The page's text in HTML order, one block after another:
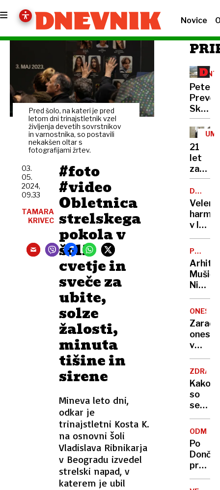
Novice
Pred šolo, na kateri je pred
letom dni trinajstletnik vzel
življenja devetih sovrstnikov
in varnostnika, so postavili
nekakšen oltar s
fotografijami žrtev.
#foto
#video
Obletnica
strelskega
pokola v
šoli:
cvetje in
sveče za
ubite,
solze
žalosti,
minuta
tišine in
sirene
Mineva leto dni,
odkar je
trinajstletni Kosta K.
na osnovni šoli
Vladislava Ribnikarja
v Beogradu izvedel
strelski napad, v
katerem je ubil
03.
05.
2024,
09.33
TAMARA
KRIVEC
Peter
Prevc:
policaji
niso
dela
21
let
Bančni
s
pasom
zadavil
v lov
na
nov
rekord
CENTER
Mušič:
Nikoli
nisem
da je
to v
moji
sploh
Zaradi
v
delu
voda
Kako
so
se
cilji
vlade
Po
Karma
je